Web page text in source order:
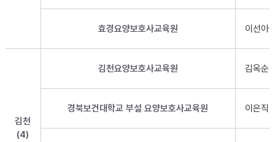
효경요양보호사교육원 이선아
김천
(4)
김천요양보호사교육원 김옥순
경북보건대학교 부설 요양보호사교육원 이은직